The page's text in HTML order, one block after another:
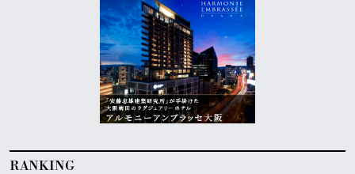
RANKING